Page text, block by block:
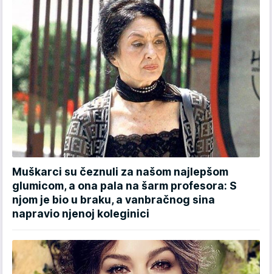
Muškarci su čeznuli za našom najlepšom
glumicom, a ona pala na šarm profesora: S
njom je bio u braku, a vanbračnog sina
napravio njenoj koleginici